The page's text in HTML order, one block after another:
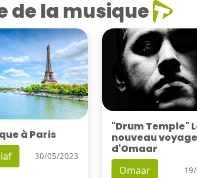
de la musique
à Paris
30/05/2023
"Drum Temple"
nouveau voyage
d'Omaar
Omaar